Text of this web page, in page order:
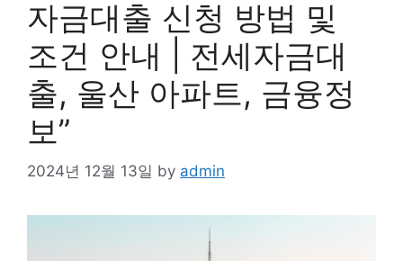
자금대출 신청 방법 및
조건 안내 | 전세자금대
출, 울산 아파트, 금융정
보”
2024년 12월 13일 by admin